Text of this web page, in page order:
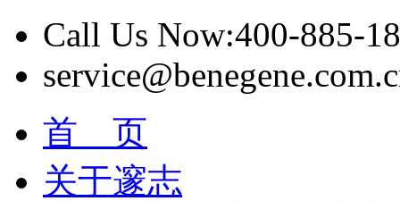
Call Us Now:400-885-
首 页
关于邃志